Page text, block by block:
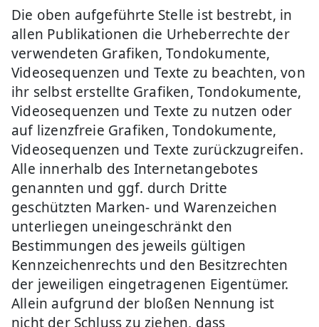
Die oben aufgeführte Stelle ist bestrebt, in
allen Publikationen die Urheberrechte der
verwendeten Grafiken, Tondokumente,
Videosequenzen und Texte zu beachten, von
ihr selbst erstellte Grafiken, Tondokumente,
Videosequenzen und Texte zu nutzen oder
auf lizenzfreie Grafiken, Tondokumente,
Videosequenzen und Texte zurückzugreifen.
Alle innerhalb des Internetangebotes
genannten und ggf. durch Dritte
geschützten Marken- und Warenzeichen
unterliegen uneingeschränkt den
Bestimmungen des jeweils gültigen
Kennzeichenrechts und den Besitzrechten
der jeweiligen eingetragenen Eigentümer.
Allein aufgrund der bloßen Nennung ist
nicht der Schluss zu ziehen, dass